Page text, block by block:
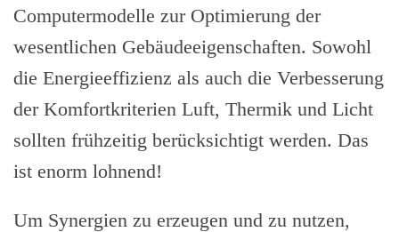
Computermodelle zur Optimierung der
wesentlichen Gebäudeeigenschaften. Sowohl
die Energieeffizienz als auch die Verbesserung
der Komfortkriterien Luft, Thermik und Licht
sollten frühzeitig berücksichtigt werden. Das
ist enorm lohnend!
Um Synergien zu erzeugen und zu nutzen,